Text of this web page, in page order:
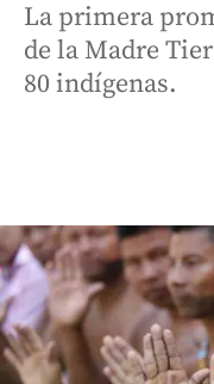
La primera
de la Madre
80 indígenas.